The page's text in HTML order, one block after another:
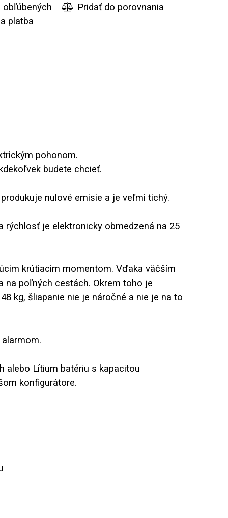
obľúbených
Pridať do porovnania
platba
pohonom.
budete chcieť.
nulové emisie a je veľmi tichý.
rýchlosť je elektronicky obmedzená na 25
krútiacim momentom. Vďaka väčším
na poľných cestách. Okrem toho je
kg, šliapanie nie je náročné a nie je na to
alebo Lítium batériu s kapacitou
konfigurátore.